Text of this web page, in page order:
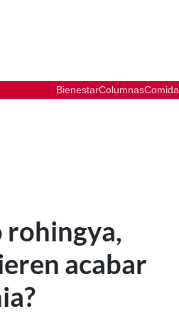
BienestarColumnasComida
rohingya,
acabar